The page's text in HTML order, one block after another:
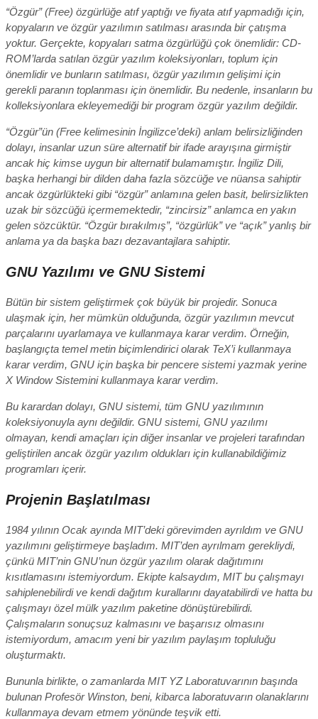
“Özgür” (Free) özgürlüğe atıf yaptığı ve fiyata atıf yapmadığı için,
kopyaların ve özgür yazılımın satılması arasında bir çatışma
yoktur. Gerçekte, kopyaları satma özgürlüğü çok önemlidir: CD-
ROM’larda satılan özgür yazılım koleksiyonları, toplum için
önemlidir ve bunların satılması, özgür yazılımın gelişimi için
gerekli paranın toplanması için önemlidir. Bu nedenle, insanların bu
kolleksiyonlara ekleyemediği bir program özgür yazılım değildir.
“Özgür”ün (Free kelimesinin İngilizce’deki) anlam belirsizliğinden
dolayı, insanlar uzun süre alternatif bir ifade arayışına girmiştir
ancak hiç kimse uygun bir alternatif bulamamıştır. İngiliz Dili,
başka herhangi bir dilden daha fazla sözcüğe ve nüansa sahiptir
ancak özgürlükteki gibi “özgür” anlamına gelen basit, belirsizlikten
uzak bir sözcüğü içermemektedir, “zincirsiz” anlamca en yakın
gelen sözcüktür. “Özgür bırakılmış”, “özgürlük” ve “açık” yanlış bir
anlama ya da başka bazı dezavantajlara sahiptir.
GNU Yazılımı ve GNU Sistemi
Bütün bir sistem geliştirmek çok büyük bir projedir. Sonuca
ulaşmak için, her mümkün olduğunda, özgür yazılımın mevcut
parçalarını uyarlamaya ve kullanmaya karar verdim. Örneğin,
başlangıçta temel metin biçimlendirici olarak TeX’i kullanmaya
karar verdim, GNU için başka bir pencere sistemi yazmak yerine
X Window Sistemini kullanmaya karar verdim.
Bu karardan dolayı, GNU sistemi, tüm GNU yazılımının
koleksiyonuyla aynı değildir. GNU sistemi, GNU yazılımı
olmayan, kendi amaçları için diğer insanlar ve projeleri tarafından
geliştirilen ancak özgür yazılım oldukları için kullanabildiğimiz
programları içerir.
Projenin Başlatılması
1984 yılının Ocak ayında MIT’deki görevimden ayrıldım ve GNU
yazılımını geliştirmeye başladım. MIT’den ayrılmam gerekliydi,
çünkü MIT’nin GNU’nun özgür yazılım olarak dağıtımını
kısıtlamasını istemiyordum. Ekipte kalsaydım, MIT bu çalışmayı
sahiplenebilirdi ve kendi dağıtım kurallarını dayatabilirdi ve hatta bu
çalışmayı özel mülk yazılım paketine dönüştürebilirdi.
Çalışmaların sonuçsuz kalmasını ve başarısız olmasını
istemiyordum, amacım yeni bir yazılım paylaşım topluluğu
oluşturmaktı.
Bununla birlikte, o zamanlarda MIT YZ Laboratuvarının başında
bulunan Profesör Winston, beni, kibarca laboratuvarın olanaklarını
kullanmaya devam etmem yönünde teşvik etti.